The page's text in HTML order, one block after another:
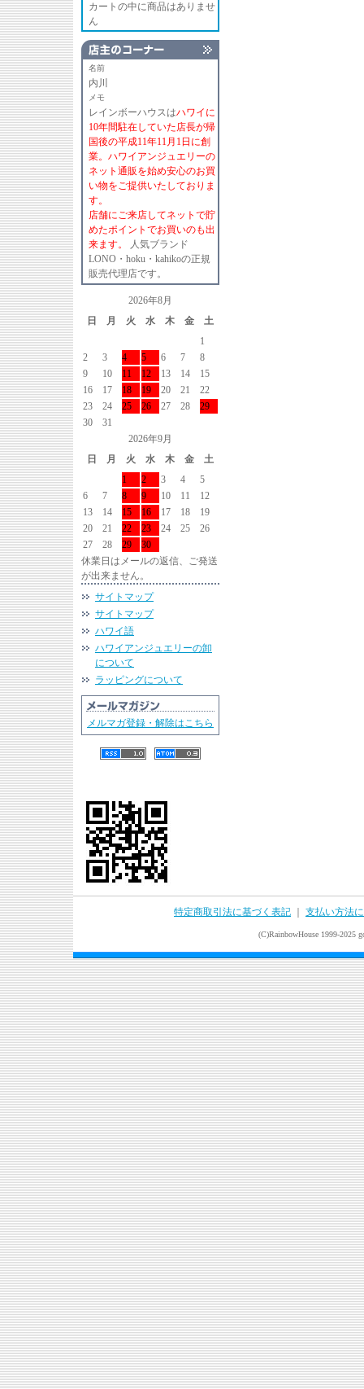
カートの中に商品はありませ
ん
名前
内川
メモ
レインボーハウスはハワイに
10年間駐在していた店長が帰
国後の平成11年11月1日に創
業。ハワイアンジュエリーの
ネット通販を始め安心のお買
い物をご提供いたしておりま
す。
店舗にご来店してネットで貯
めたポイントでお買いのも出
来ます。
人気ブランド
LONO・hoku・kahikoの正規
販売代理店です。
2026年8月
日
月 火 水 木 金
土
1
2
3 4 5 6 7
8
9
10 11 12 13 14
15
16
17 18 19 20 21
22
23
24 25 26 27 28
29
30
31
2026年9月
日
月 火 水 木 金
土
1
2 3 4
5
6
7 8 9 10 11
12
13
14 15 16 17 18
19
20
21 22 23 24 25
26
27
28 29
30
休業日はメールの返信、ご発送
が出来ません。
サイトマップ
サイトマップ
ハワイ語
ハワイアンジュエリーの卸
について
ラッピングについて
メルマガ登録・解除はこちら
特定商取引法に基づく表記 支払い方法
(C)RainbowHouse 1999-2025